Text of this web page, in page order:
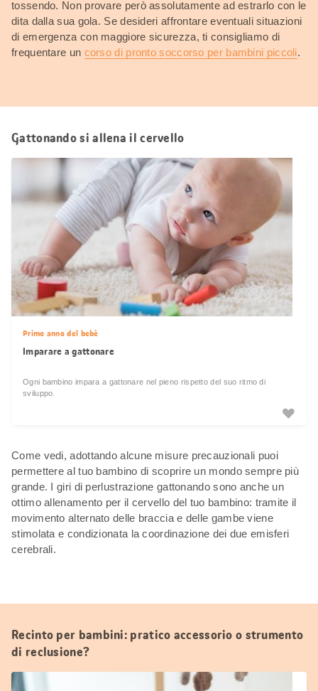
tossendo. Non provare però assolutamente ad estrarlo con le
dita dalla sua gola. Se desideri affrontare eventuali situazioni
di emergenza con maggiore sicurezza, ti consigliamo di
frequentare un corso di pronto soccorso per bambini piccoli.
Gattonando si allena il cervello
Primo anno del bebè
Imparare a gattonare
Ogni bambino impara a gattonare nel pieno rispetto del suo ritmo di
sviluppo.
Come vedi, adottando alcune misure precauzionali puoi
permettere al tuo bambino di scoprire un mondo sempre più
grande. I giri di perlustrazione gattonando sono anche un
ottimo allenamento per il cervello del tuo bambino: tramite il
movimento alternato delle braccia e delle gambe viene
stimolata e condizionata la coordinazione dei due emisferi
cerebrali.
Recinto per bambini: pratico accessorio o strumento
di reclusione?